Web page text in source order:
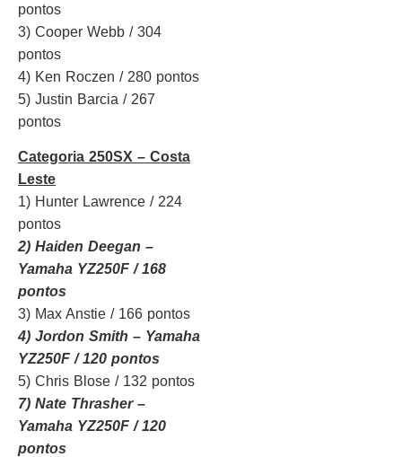
pontos
3) Cooper Webb / 304
pontos
4) Ken Roczen / 280 pontos
5) Justin Barcia / 267
pontos
Categoria 250SX – Costa
Leste
1) Hunter Lawrence / 224
pontos
2) Haiden Deegan –
Yamaha YZ250F / 168
pontos
3) Max Anstie / 166 pontos
4) Jordon Smith – Yamaha
YZ250F / 120 pontos
5) Chris Blose / 132 pontos
7) Nate Thrasher –
Yamaha YZ250F / 120
pontos